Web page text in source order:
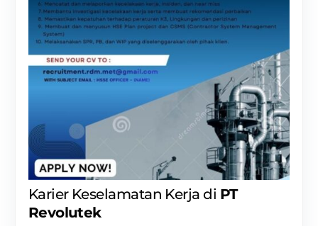
Karier Keselamatan Kerja di PT
Revolutek